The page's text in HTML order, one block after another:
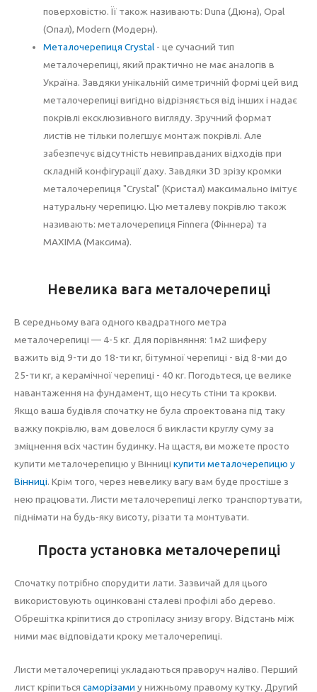
поверховістю. Її також називають: Duna (Дюна), Opal
(Опал), Modern (Модерн).
Металочерепиця Crystal - це сучасний тип
металочерепиці, який практично не має аналогів в
Україна. Завдяки унікальній симетричній формі цей вид
металочерепиці вигідно відрізняється від інших і надає
покрівлі ексклюзивного вигляду. Зручний формат
листів не тільки полегшує монтаж покрівлі. Але
забезпечує відсутність невиправданих відходів при
складній конфігурації даху. Завдяки 3D зрізу кромки
металочерепиця "Crystal" (Кристал) максимально імітує
натуральну черепицю. Цю металеву покрівлю також
називають: металочерепиця Finnera (Фіннера) та
MAXIMA (Максима).
Невелика вага металочерепиці
В середньому вага одного квадратного метра
металочерепиці — 4-5 кг. Для порівняння: 1м2 шиферу
важить від 9-ти до 18-ти кг, бітумної черепиці - від 8-ми до
25-ти кг, а керамічної черепиці - 40 кг. Погодьтеся, це велике
навантаження на фундамент, що несуть стіни та крокви.
Якщо ваша будівля спочатку не була спроектована під таку
важку покрівлю, вам довелося б викласти круглу суму за
зміцнення всіх частин будинку. На щастя, ви можете просто
купити металочерепицю у Вінниці купити металочерепицю у
Вінниці. Крім того, через невелику вагу вам буде простіше з
нею працювати. Листи металочерепиці легко транспортувати,
піднімати на будь-яку висоту, різати та монтувати.
Проста установка металочерепиці
Спочатку потрібно спорудити лати. Зазвичай для цього
використовують оцинковані сталеві профілі або дерево.
Обрешітка кріпитися до стропіласу знизу вгору. Відстань між
ними має відповідати кроку металочерепиці.
Листи металочерепиці укладаються праворуч наліво. Перший
лист кріпиться саморізами у нижньому правому кутку. Другий